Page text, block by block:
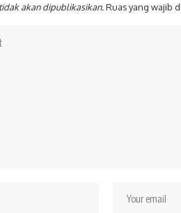
akan dipublikasikan.Ruas yang wajib